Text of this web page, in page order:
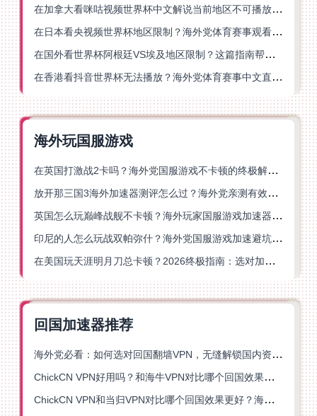
在加拿大看咪咕视频世界杯中文解说当前地区不可播放？这篇指南帮你一键解决
在日本看央视频世界杯地区限制？海外党体育赛事观看终极指南
在国外看世界杯阿根廷VS埃及地区限制？这篇指南帮你搞定中文直播+解说
在香港看抖音世界杯无法播放？海外党体育赛事中文直播终极指南
海外玩国服游戏
在英国打激战2卡吗？海外党国服游戏不卡顿的终极解决方案
放开那三国3海外加速器测评怎么过？海外党亲测有效的国服游戏加速指南
英国怎么玩巅峰战舰不卡顿？海外玩家国服游戏加速器终极指南
印尼的人怎么玩战双帕弥什？海外党国服游戏加速避坑指南
在美国玩天涯明月刀总卡顿？2026终极指南：选对加速器让你丝滑连招
回国加速器推荐
海外党必看：如何选对回国翻墙VPN，无缝解锁国内资源？
ChickCN VPN好用吗？和海牛VPN对比哪个回国效果更好？
ChickCN VPN和当归VPN对比哪个回国效果更好？海外党亲测后选了它